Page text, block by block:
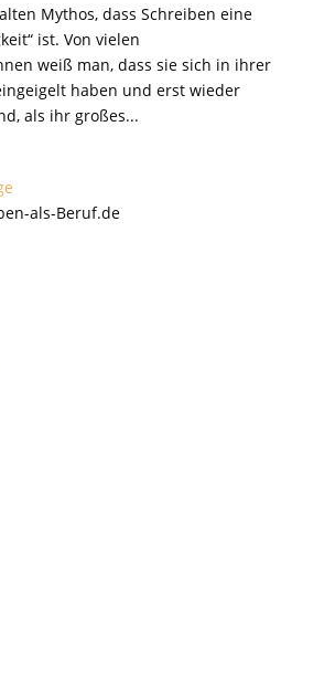
Mythos, dass Schreiben eine
ist. Von vielen
weiß man, dass sie sich in ihrer
haben und erst wieder
als ihr großes...